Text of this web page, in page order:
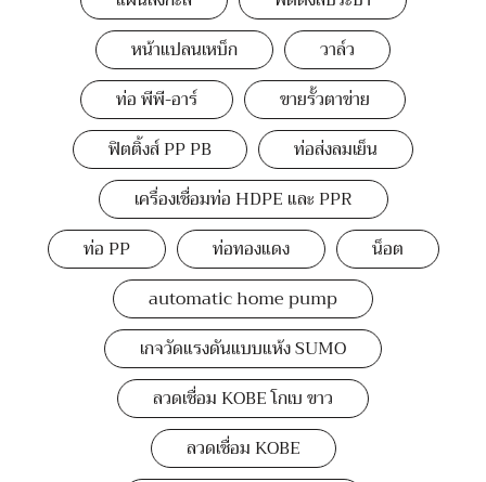
หน้าแปลนเหบ็ก
วาล์ว
ท่อ พีพี-อาร์
ขายรั้วตาข่าย
ฟิตติ้งส์ PP PB
ท่อส่งลมเย็น
เครื่องเชื่อมท่อ HDPE และ PPR
ท่อ PP
ท่อทองแดง
น็อต
automatic home pump
เกจวัดแรงดันแบบแห้ง SUMO
ลวดเชื่อม KOBE โกเบ ขาว
ลวดเชื่อม KOBE